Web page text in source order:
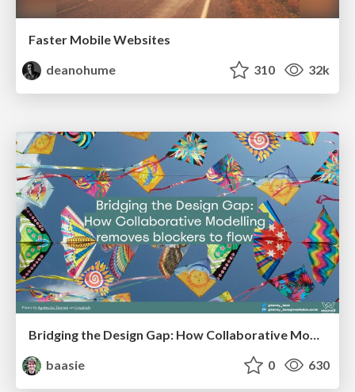
Faster Mobile Websites
deanohume
310 32k
Bridging the Design Gap: How Collaborative Modelling removes blockers to flow between stakeholders and teams @FastFlow conf
baasie
0 630